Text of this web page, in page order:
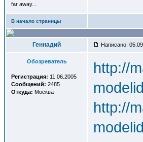
far away...
В начало страницы
Геннадий Написано:
Обозреватель
Регистрация: 11.06.2005
Сообщений: 2485
Откуда: Москва
http://
http://